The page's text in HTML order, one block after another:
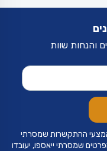
והנחות שוות
ההתקשרות שמסרתי
שמסרתי ייאספו, יעובדו